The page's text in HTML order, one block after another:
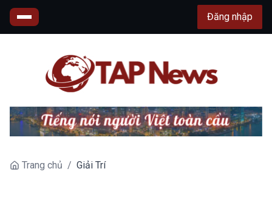
Đăng nhập
Trang chủ / Giải Trí